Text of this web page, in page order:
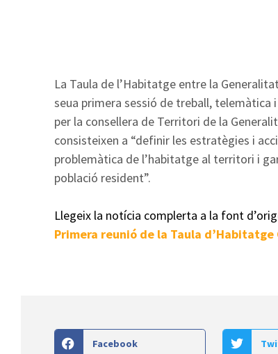
La Taula de l’Habitatge entre la
seua primera sessió de treball, telemàtica
per la consellera de Territori de la
consisteixen a “definir les estratègies i
problemàtica de l’habitatge al territori i
població resident”.
Llegeix la notícia complerta a la font
Primera reunió de la Taula
Facebook